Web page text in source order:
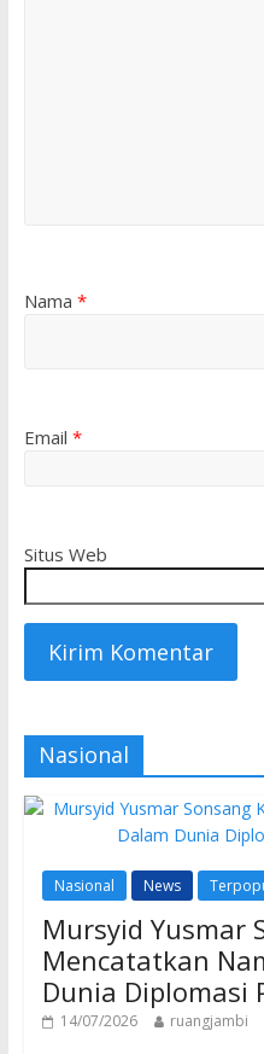
Nama *
Email *
Situs Web
Nasional
Nasional News
Mursyid Yusmar
Mencatatkan
Dunia Diplomasi
14/07/2026 ruangjambi